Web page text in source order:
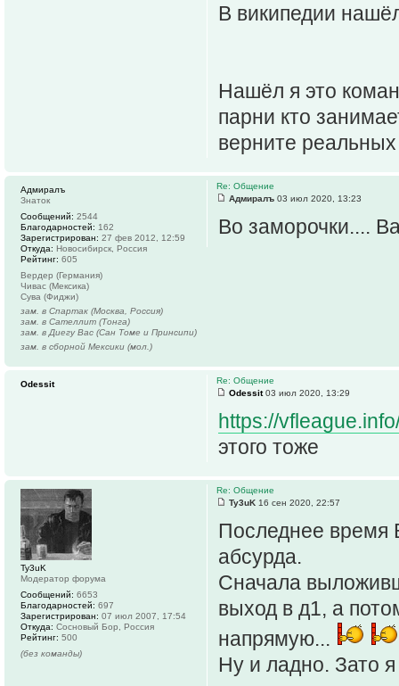
В википедии
Нашёл я это
парни кто
верните реальных
Re: Общение
Адмиралъ 03 июл 2020, 13:23
Во заморочки....
Адмиралъ
Знаток
Сообщений: 2544
Благодарностей: 162
Зарегистрирован: 27 фев 2012, 12:59
Откуда: Новосибирск, Россия
Рейтинг: 605
Вердер (Германия)
Чивас (Мексика)
Сува (Фиджи)
зам. в Спартак (Москва, Россия)
зам. в Сателлит (Тонга)
зам. в Диегу Вас (Сан Томе и Принсипи)
зам. в сборной Мексики (мол.)
Re: Общение
Odessit03 июл 2020, 13:29
https://
этого тоже
Odessit
Re: Общение
Ty3uK 16 сен 2020, 22:57
Последнее время
абсурда.
Сначала
выход в д1, а
напрямую...
Ну и ладно. Зато
Ty3uK
Модератор форума
Сообщений: 6653
Благодарностей: 697
Зарегистрирован: 07 июл 2007, 17:54
Откуда: Сосновый Бор, Россия
Рейтинг: 500
(без команды)